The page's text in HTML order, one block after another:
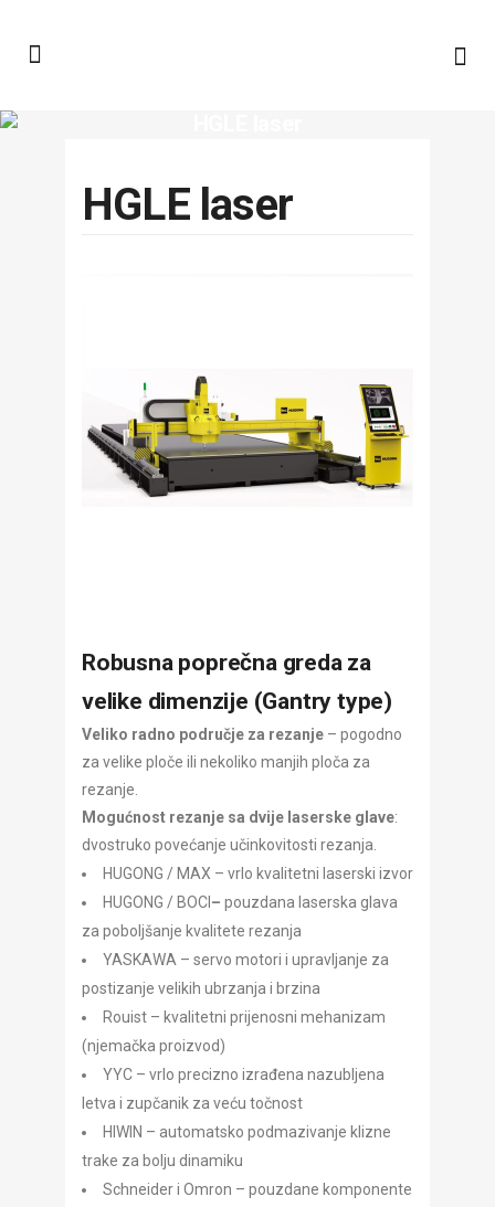
HGLE laser
Robusna poprečna greda za
velike dimenzije (Gantry type)
Veliko radno područje za rezanje – pogodno
za velike ploče ili nekoliko manjih ploča za
rezanje.
Mogućnost rezanje sa dvije laserske glave:
dvostruko povećanje učinkovitosti rezanja.
HUGONG / MAX – vrlo kvalitetni laserski izvor
HUGONG / BOCI – pouzdana laserska glava
za poboljšanje kvalitete rezanja
YASKAWA – servo motori i upravljanje za
postizanje velikih ubrzanja i brzina
Rouist – kvalitetni prijenosni mehanizam
(njemačka proizvod)
YYC – vrlo precizno izrađena nazubljena
letva i zupčanik za veću točnost
HIWIN – automatsko podmazivanje klizne
trake za bolju dinamiku
Schneider i Omron – pouzdane komponente